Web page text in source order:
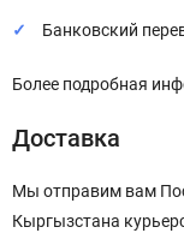
Банковский
Более подробная
Доставка
Мы отправим вам
Кыргызстана